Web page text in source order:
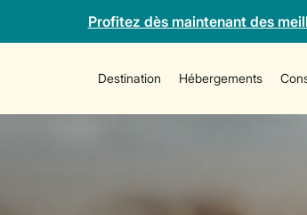
Profitez dès maintenant des
Destination Hébergements